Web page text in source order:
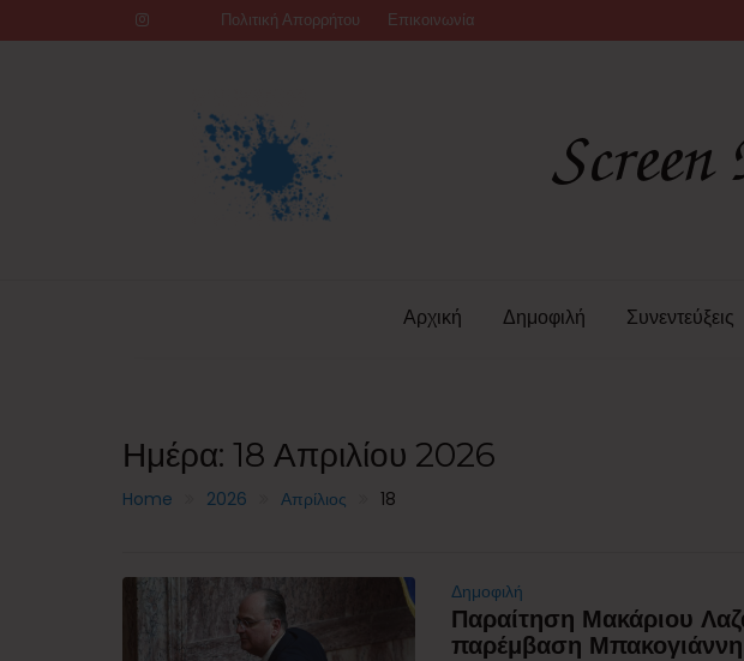
to
Πολιτική Απορρήτου Επικοινωνία
Αρχική Δημοφιλή Συνεντεύξεις
Ημέρα: 18 Απριλίου 2026
Home 2026 Απρίλιος 18
Δημοφιλή
Παραίτηση Μακάριου
παρέμβαση Μπακογιάννη